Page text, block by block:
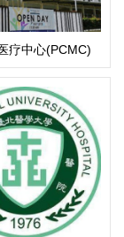
疗中心(PCMC)